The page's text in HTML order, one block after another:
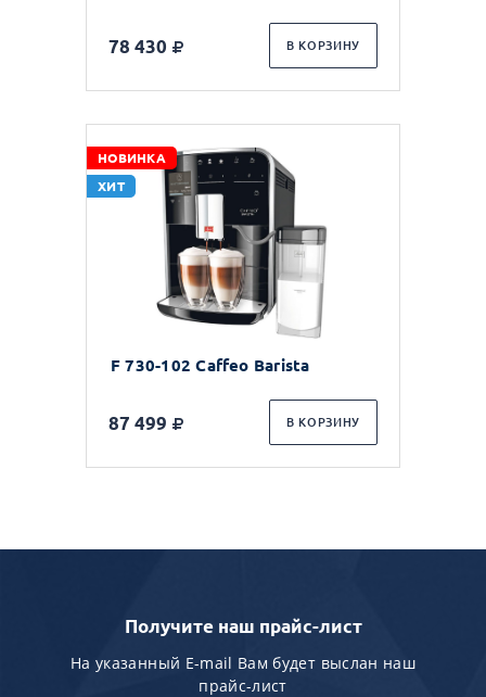
78 430 В КОРЗИНУ
НОВИНКА
ХИТ
F 730-102 Caffeo Barista
87 499 В КОРЗИНУ
Получите наш прайс-лист
На указанный E-mail Вам будет выслан наш
прайс-лист